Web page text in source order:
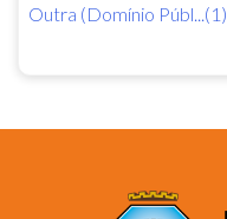
Outra (Domínio Públ...(1)